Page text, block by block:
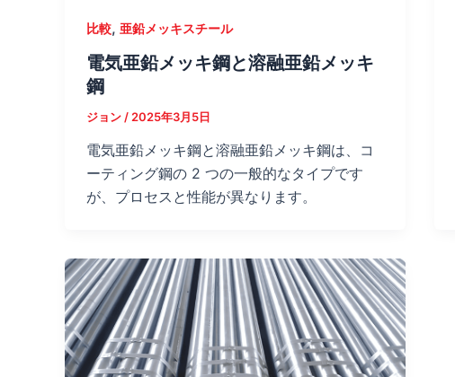
比較, 亜鉛メッキスチール
電気亜鉛メッキ鋼と溶融亜鉛メッキ
鋼
ジョン / 2025年3月5日
電気亜鉛メッキ鋼と溶融亜鉛メッキ鋼は、コ
ーティング鋼の 2 つの一般的なタイプです
が、プロセスと性能が異なります。